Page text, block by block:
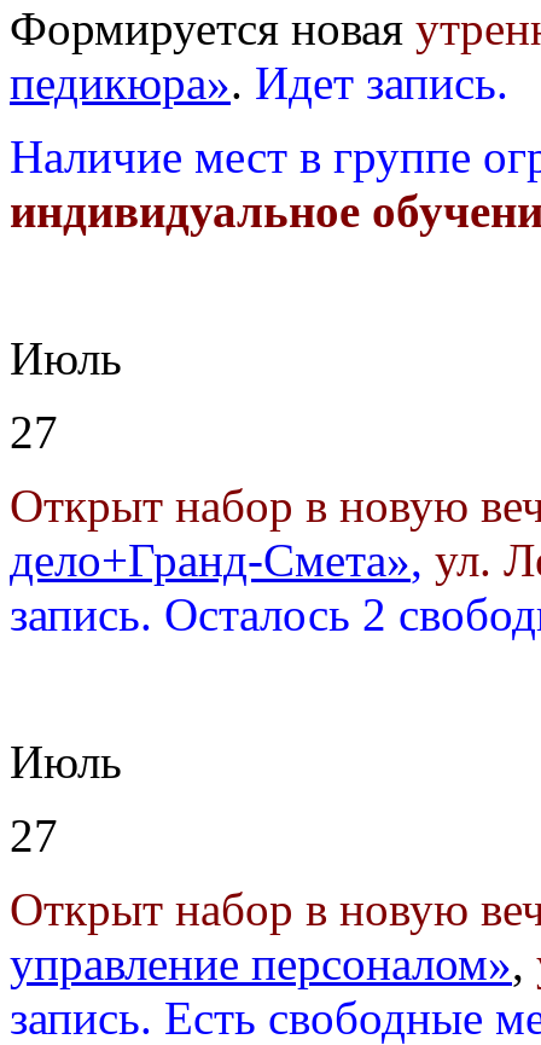
Формируется новая
педикюра». Идет запись.
Наличие мест в группе
индивидуальное
Июль
27
Открыт набор в новую
дело+Гранд-Смета», ул.
запись. Осталось 2
Июль
27
Открыт набор в новую
управление персоналом»,
запись. Есть свободные